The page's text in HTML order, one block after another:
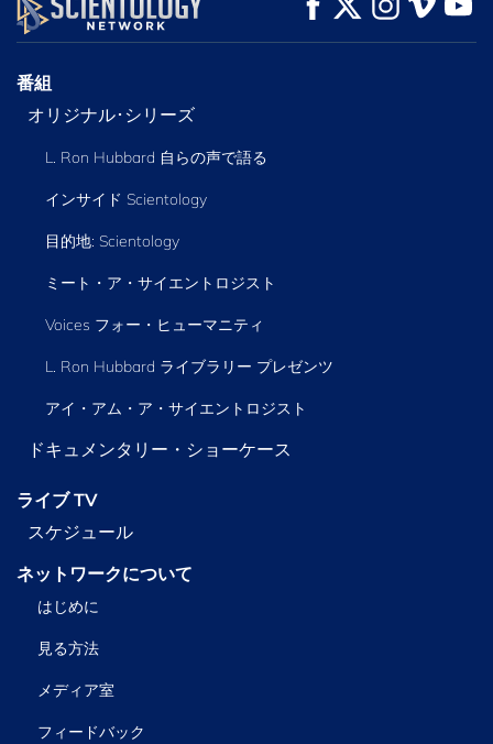
番組
オリジナル･シリーズ
L. Ron Hubbard 自らの声で語る
インサイド Scientology
目的地: Scientology
ミート・ア・サイエントロジスト
Voices フォー・ヒューマニティ
L. Ron Hubbard ライブラリー プレゼンツ
アイ・アム・ア・サイエントロジスト
ドキュメンタリー・ショーケース
ライブ TV
スケジュール
ネットワークについて
はじめに
見る方法
メディア室
フィードバック